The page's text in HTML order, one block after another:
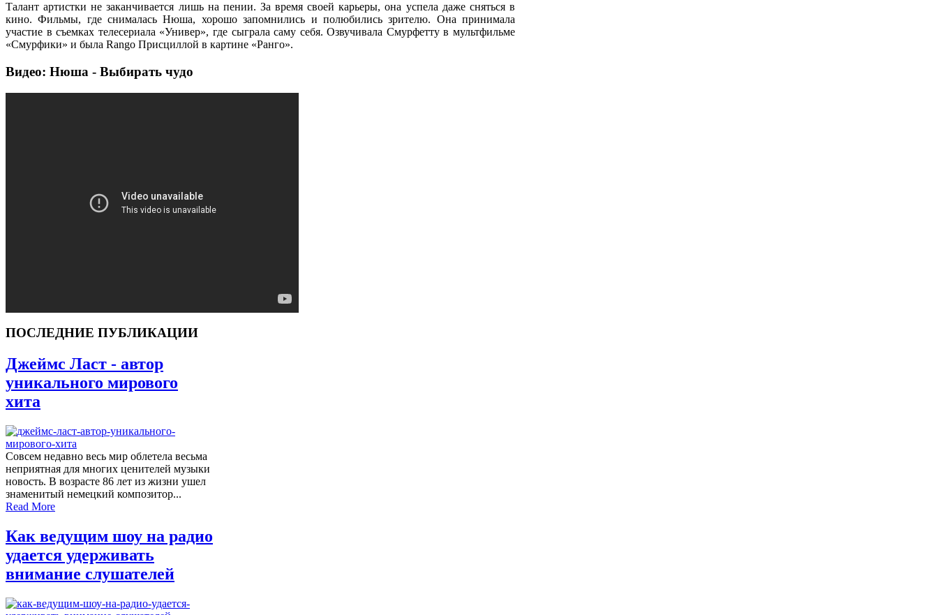
Талант артистки не заканчивается лишь на пении. За время своей карьеры, она успела даже сняться в
кино. Фильмы, где снималась Нюша, хорошо запомнились и полюбились зрителю. Она принимала
участие в съемках телесериала «Универ», где сыграла саму себя. Озвучивала Смурфетту в мультфильме
«Смурфики» и была Rango Присциллой в картине «Ранго».
Видео: Нюша - Выбирать чудо
ПОСЛЕДНИЕ ПУБЛИКАЦИИ
Джеймс Ласт - автор
уникального мирового
хита
Совсем недавно весь мир облетела весьма
неприятная для многих ценителей музыки
новость. В возрасте 86 лет из жизни ушел
знаменитый немецкий композитор...
Read More
Как ведущим шоу на радио
удается удерживать
внимание слушателей